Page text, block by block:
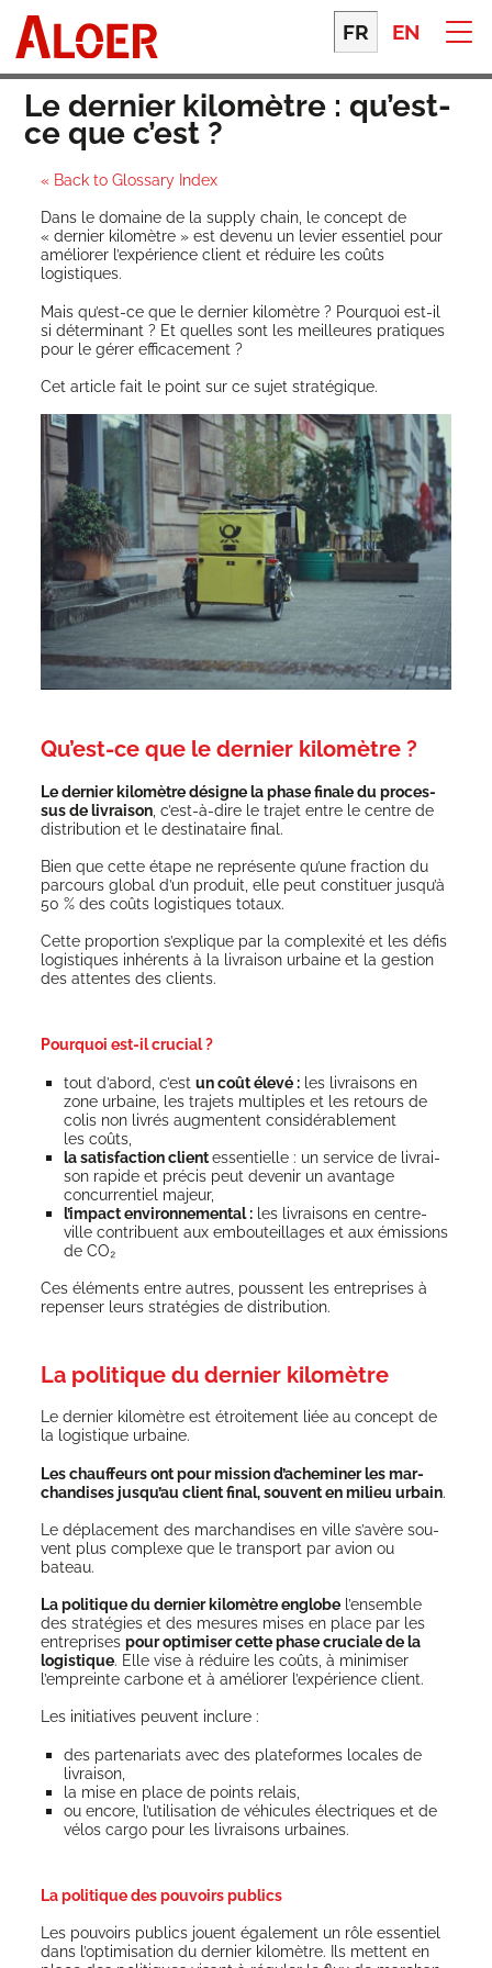
content
FR EN
Le dernier kilomètre : qu’est-
ce que c’est ?
« Back to Glossary Index
Dans le domaine de la sup­ply chain, le concept de
« der­nier kilo­mètre » est deve­nu un levier essen­tiel pour
amé­lio­rer l’ex­pé­rience client et réduire les coûts
logistiques.
Mais qu’est-ce que le der­nier kilo­mètre ? Pour­quoi est-il
si déter­mi­nant ? Et quelles sont les meilleures pra­tiques
pour le gérer efficacement ?
Cet article fait le point sur ce sujet stratégique.
Qu’est-ce que le dernier kilomètre ?
Le der­nier kilo­mètre désigne la phase finale du pro­ces­
sus de livrai­son, c’est-à-dire le tra­jet entre le centre de
dis­tri­bu­tion et le des­ti­na­taire final.
Bien que cette étape ne repré­sente qu’une frac­tion du
par­cours glo­bal d’un pro­duit, elle peut consti­tuer jus­qu’à
50 % des coûts logis­tiques totaux.
Cette pro­por­tion s’ex­plique par la com­plexi­té et les défis
logis­tiques inhé­rents à la livrai­son urbaine et la ges­tion
des attentes des clients.
Pourquoi est-il crucial ?
tout d’a­bord, c’estun coût éle­vé : les livrai­sons en
zone urbaine, les tra­jets mul­tiples et les retours de
colis non livrés aug­mentent consi­dé­ra­ble­ment
les coûts,
la satis­fac­tion clientessen­tielle : un ser­vice de livrai­
son rapide et pré­cis peut deve­nir un avan­tage
concur­ren­tiel majeur,
l’impact envi­ron­ne­men­tal : les livrai­sons en centre-
ville contri­buent aux embou­teillages et aux émis­sions
de CO₂
Ces élé­ments entre autres, poussent les entre­prises à
repen­ser leurs stra­té­gies de distribution.
La politique du dernier kilomètre
Le der­nier kilo­mètre est étroi­te­ment liée au concept de
la logis­tique urbaine.
Les chauf­feurs ont pour mis­sion d’a­che­mi­ner les mar­
chan­dises jus­qu’au client final, sou­vent en milieu urbain.
Le dépla­ce­ment des mar­chan­dises en ville s’a­vère sou­
vent plus com­plexe que le trans­port par avion ou
bateau.
La poli­tique du der­nier kilo­mètre englobel’ensemble
des stra­té­gies et des mesures mises en place par les
entre­prises pour opti­mi­ser cette phase cru­ciale de la
logis­tique. Elle vise à réduire les coûts, à mini­mi­ser
l’empreinte car­bone et à amé­lio­rer l’ex­pé­rience client.
Les ini­tia­tives peuvent inclure :
des par­te­na­riats avec des pla­te­formes locales de
livraison,
la mise en place de points relais,
ou encore, l’u­ti­li­sa­tion de véhi­cules élec­triques et de
vélos car­go pour les livrai­sons urbaines.
La politique des pouvoirs publics
Les pou­voirs publics jouent éga­le­ment un rôle essen­tiel
dans l’optimisation du der­nier kilo­mètre. Ils mettent en